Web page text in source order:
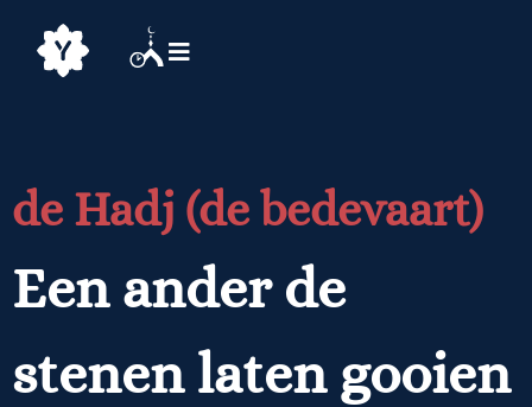
de Hadj (de bedevaart)
Een ander de
stenen laten gooien